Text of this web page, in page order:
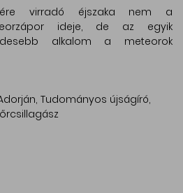
virradó éjszaka nem a
ideje, de az egyik
alkalom a meteorok
Tudományos újságíró,